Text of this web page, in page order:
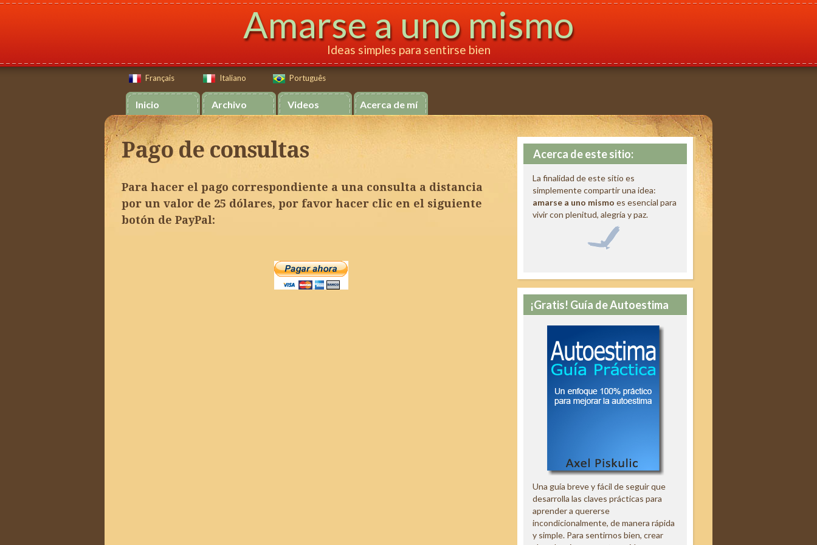
Amarse a uno mismo
Ideas simples para sentirse bien
Français Italiano Português
Inicio Archivo Videos Acerca de mí
Français Italiano Português
Pago de consultas
Para hacer el pago correspondiente a una consulta a distancia
por un valor de 25 dólares, por favor hacer clic en el siguiente
botón de PayPal:
Acerca de este sitio:
La finalidad de este sitio es
simplemente compartir una idea:
amarse a uno mismo es esencial para
vivir con plenitud, alegría y paz.
¡Gratis! Guía de Autoestima
Una guía breve y fácil de seguir que
desarrolla las claves prácticas para
aprender a quererse
incondicionalmente, de manera rápida
y simple. Para sentirnos bien, crear